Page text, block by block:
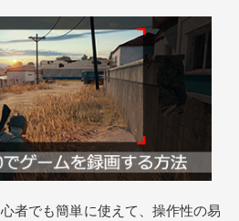
者でも簡単に使えて、操作性の易